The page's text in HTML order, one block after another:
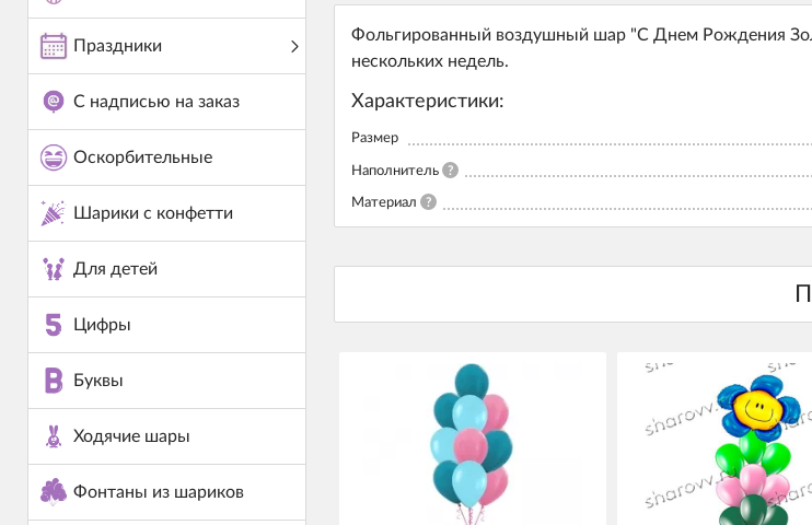
Праздники
С надписью на заказ
Оскорбительные
Шарики с конфетти
Для детей
Цифры
Буквы
Ходячие шары
Фонтаны из шариков
Фольгированный воздушный шар "С Днем Рождения
нескольких недель.
Характеристики:
Размер
Наполнитель ?
Материал ?